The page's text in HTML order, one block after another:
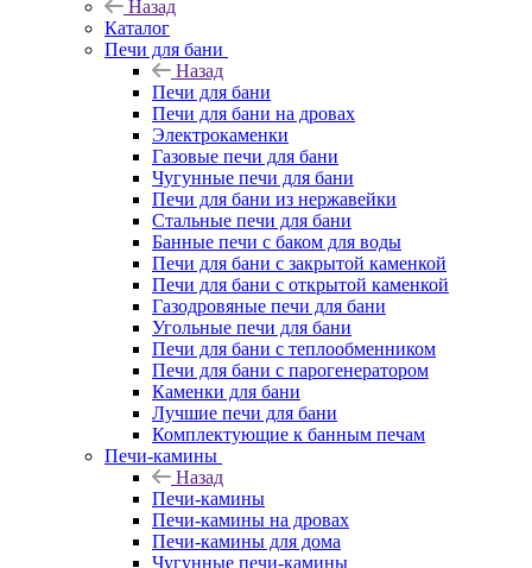
Назад
Каталог
Печи для бани
Назад
Печи для бани
Печи для бани на дровах
Электрокаменки
Газовые печи для бани
Чугунные печи для бани
Печи для бани из нержавейки
Стальные печи для бани
Банные печи с баком для воды
Печи для бани с закрытой каменкой
Печи для бани с открытой каменкой
Газодровяные печи для бани
Угольные печи для бани
Печи для бани с теплообменником
Печи для бани с парогенератором
Каменки для бани
Лучшие печи для бани
Комплектующие к банным печам
Печи-камины
Назад
Печи-камины
Печи-камины на дровах
Печи-камины для дома
Чугунные печи-камины